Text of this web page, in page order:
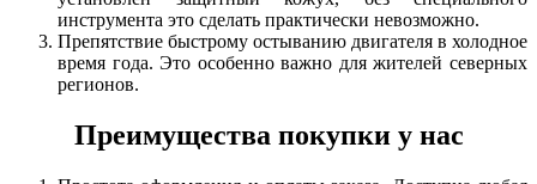
инструмента это сделать практически невозможно.
Препятствие быстрому остыванию двигателя в холодное
время года. Это особенно важно для жителей северных
регионов.
Преимущества покупки у нас